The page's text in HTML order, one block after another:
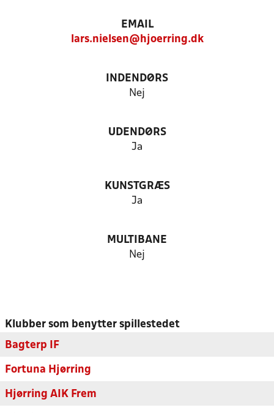
EMAIL
lars.nielsen@hjoerring.dk
INDENDØRS
Nej
UDENDØRS
Ja
KUNSTGRÆS
Ja
MULTIBANE
Nej
Klubber som benytter spillestedet
Bagterp IF
Fortuna Hjørring
Hjørring AIK Frem